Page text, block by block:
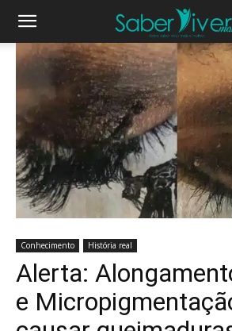
Conhecimento História real
Alerta:
e